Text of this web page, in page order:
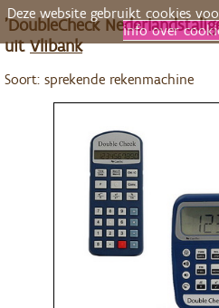
'DoubleCheck
uitVlibank
Soort: sprekende rekenmachine
Deze website gebruikt cookies
info over